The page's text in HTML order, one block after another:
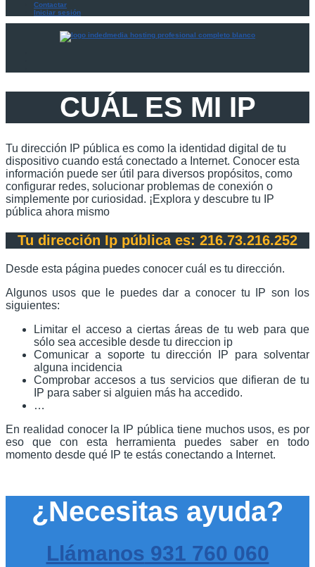
Contactar
Iniciar sesión
CUÁL ES MI IP
Tu dirección IP pública es como la identidad digital de tu
dispositivo cuando está conectado a Internet. Conocer esta
información puede ser útil para diversos propósitos, como
configurar redes, solucionar problemas de conexión o
simplemente por curiosidad. ¡Explora y descubre tu IP
pública ahora mismo
Tu dirección Ip pública es: 216.73.216.252
Desde esta página puedes conocer cuál es tu dirección.
Algunos usos que le puedes dar a conocer tu IP son los
siguientes:
Limitar el acceso a ciertas áreas de tu web para que
sólo sea accesible desde tu direccion ip
Comunicar a soporte tu dirección IP para solventar
alguna incidencia
Comprobar accesos a tus servicios que difieran de tu
IP para saber si alguien más ha accedido.
…
En realidad conocer la IP pública tiene muchos usos, es por
eso que con esta herramienta puedes saber en todo
momento desde qué IP te estás conectando a Internet.
¿Necesitas ayuda?
Llámanos 931 760 060